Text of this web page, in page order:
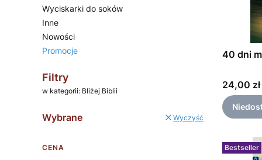
Wyciskarki do soków
Inne
Nowości
Promocje
Filtry
w kategorii: Bliżej Biblii
Wybrane Wyczyść
CENA
40 dni
Cena
24,00 zł
Bestseller